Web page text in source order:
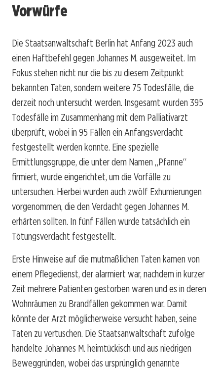
Vorwürfe
Die Staatsanwaltschaft Berlin hat Anfang 2023 auch
einen Haftbefehl gegen Johannes M. ausgeweitet. Im
Fokus stehen nicht nur die bis zu diesem Zeitpunkt
bekannten Taten, sondern weitere 75 Todesfälle, die
derzeit noch untersucht werden. Insgesamt wurden 395
Todesfälle im Zusammenhang mit dem Palliativarzt
überprüft, wobei in 95 Fällen ein Anfangsverdacht
festgestellt werden konnte. Eine spezielle
Ermittlungsgruppe, die unter dem Namen „Pfanne“
firmiert, wurde eingerichtet, um die Vorfälle zu
untersuchen. Hierbei wurden auch zwölf Exhumierungen
vorgenommen, die den Verdacht gegen Johannes M.
erhärten sollten. In fünf Fällen wurde tatsächlich ein
Tötungsverdacht festgestellt.
Erste Hinweise auf die mutmaßlichen Taten kamen von
einem Pflegedienst, der alarmiert war, nachdem in kurzer
Zeit mehrere Patienten gestorben waren und es in deren
Wohnräumen zu Brandfällen gekommen war. Damit
könnte der Arzt möglicherweise versucht haben, seine
Taten zu vertuschen. Die Staatsanwaltschaft zufolge
handelte Johannes M. heimtückisch und aus niedrigen
Beweggründen, wobei das ursprünglich genannte